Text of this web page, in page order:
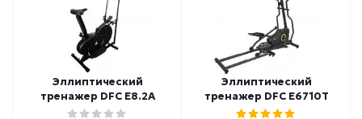
Эллиптический
тренажер DFC E8.2A
Эллиптический
тренажер DFC E6710T